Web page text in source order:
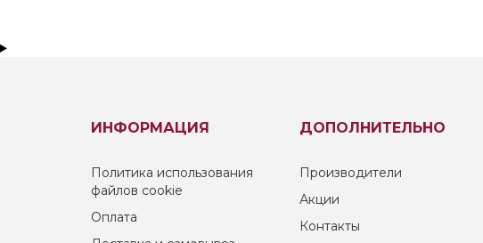
ИНФОРМАЦИЯ
Политика использования
файлов cookie
Оплата
ДОПОЛНИТЕЛЬНО
Производители
Акции
Контакты